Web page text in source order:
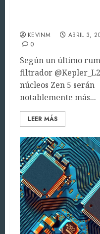
KEVINM
ABRIL 3,
0
Según un último
filtrador
núcleos Zen 5 serán
notablemente más...
LEER MÁS